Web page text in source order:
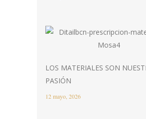
LOS MATERIALES SON
PASIÓN
12 mayo, 2026